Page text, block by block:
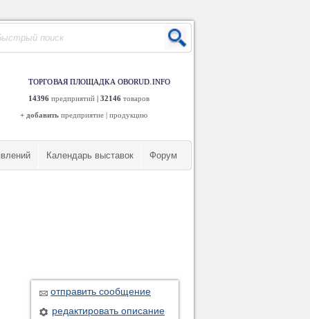
ТОРГОВАЯ ПЛОЩАДКА OBORUD.INFO
14396 предприятий | 32146 товаров
+ добавить предприятие | продукцию
Календарь выставок Форум
отправить сообщение
редактировать описание